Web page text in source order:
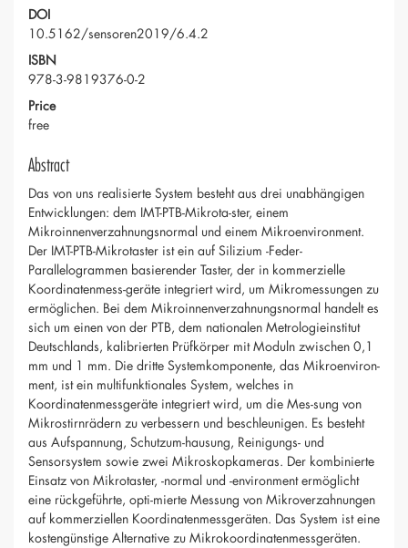
DOI
10.5162/sensoren2019/6.4.2
ISBN
978-3-9819376-0-2
Price
free
Abstract
Das von uns realisierte System besteht aus drei unabhängigen
Entwicklungen: dem IMT-PTB-Mikrota-ster, einem
Mikroinnenverzahnungsnormal und einem Mikroenvironment.
Der IMT-PTB-Mikrotaster ist ein auf Silizium -Feder-
Parallelogrammen basierender Taster, der in kommerzielle
Koordinatenmess-geräte integriert wird, um Mikromessungen zu
ermöglichen. Bei dem Mikroinnenverzahnungsnormal handelt es
sich um einen von der PTB, dem nationalen Metrologieinstitut
Deutschlands, kalibrierten Prüfkörper mit Moduln zwischen 0,1
mm und 1 mm. Die dritte Systemkomponente, das Mikroenviron-
ment, ist ein multifunktionales System, welches in
Koordinatenmessgeräte integriert wird, um die Mes-sung von
Mikrostirnrädern zu verbessern und beschleunigen. Es besteht
aus Aufspannung, Schutzum-hausung, Reinigungs- und
Sensorsystem sowie zwei Mikroskopkameras. Der kombinierte
Einsatz von Mikrotaster, -normal und -environment ermöglicht
eine rückgeführte, opti-mierte Messung von Mikroverzahnungen
auf kommerziellen Koordinatenmessgeräten. Das System ist eine
kostengünstige Alternative zu Mikrokoordinatenmessgeräten.